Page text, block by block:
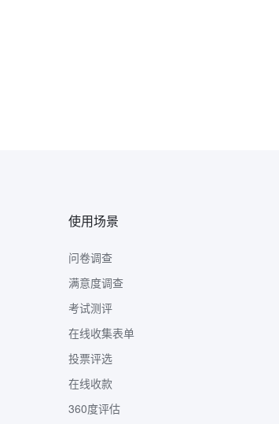
使用场景
问卷调查
满意度调查
考试测评
在线收集表单
投票评选
在线收款
360度评估